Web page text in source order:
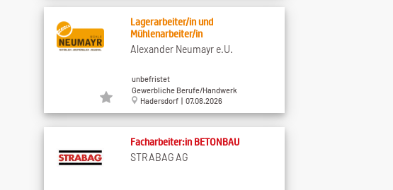
Lagerarbeiter/in und
Mühlenarbeiter/in
Alexander Neumayr e.U.
unbefristet
Gewerbliche Berufe/Handwerk
Hadersdorf | 07.08.2026
Facharbeiter:in BETONBAU
STRABAG AG